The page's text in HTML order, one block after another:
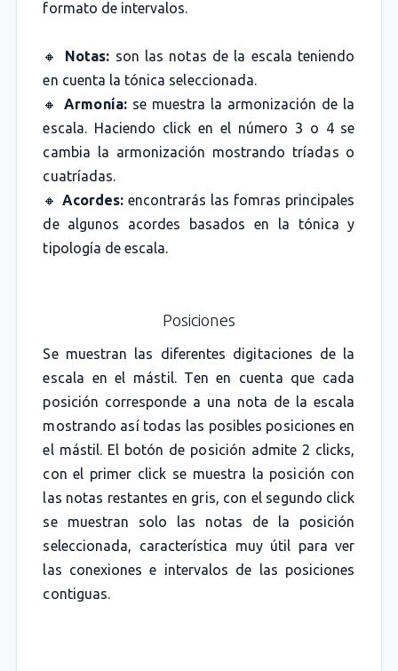
formato de intervalos.
🔸 Notas: son las notas de la escala teniendo
en cuenta la tónica seleccionada.
🔸Armonía:se muestra la armonización de la
escala. Haciendo click en el número 3 o 4 se
cambia la armonización mostrando tríadas o
cuatríadas.
🔸 Acordes: encontrarás las fomras principales
de algunos acordes basados en la tónica y
tipología de escala.
Posiciones
Se muestran las diferentes digitaciones de la
escala en el mástil. Ten en cuenta que cada
posición corresponde a una nota de la escala
mostrando así todas las posibles posiciones en
el mástil. El botón de posición admite 2 clicks,
con el primer click se muestra la posición con
las notas restantes en gris, con el segundo click
se muestran solo las notas de la posición
seleccionada, característica muy útil para ver
las conexiones e intervalos de las posiciones
contiguas.